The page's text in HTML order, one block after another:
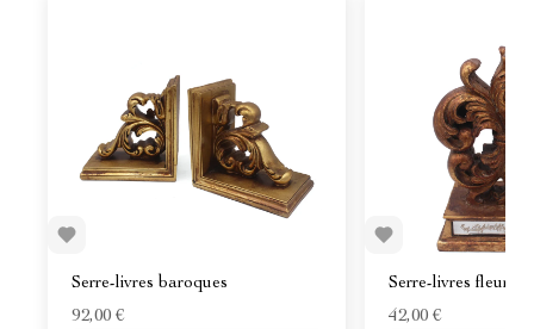
Serre-livres baroques
92,00 €
Serre-livres fleur
42,00 €